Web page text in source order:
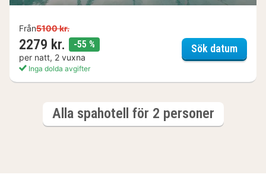
Från5100 kr.
2279 kr. -55 %
per natt, 2 vuxna
Inga dolda avgifter
Sök datumEllery
Alla spahotell för 2 personerAlla